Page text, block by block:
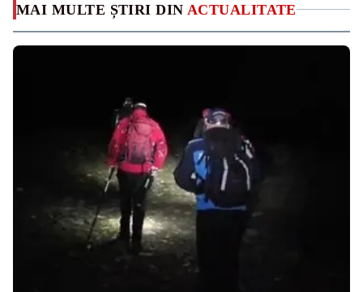
MAI MULTE ȘTIRI DIN ACTUALITATE